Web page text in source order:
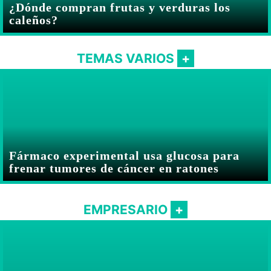
¿Dónde compran frutas y verduras los
caleños?
TEMAS VARIOS
Fármaco experimental usa glucosa para
frenar tumores de cáncer en ratones
EMPRESARIO